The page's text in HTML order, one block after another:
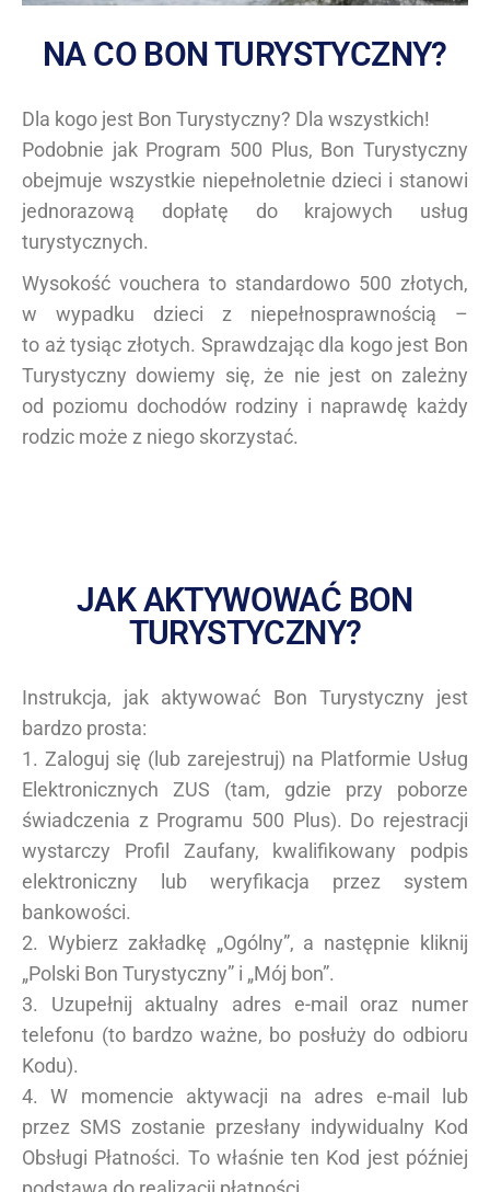
NA CO BON TURYSTYCZNY?
Dla kogo jest Bon Turystyczny? Dla wszystkich!
Podobnie jak Program 500 Plus, Bon Turystyczny
obejmuje wszystkie niepełnoletnie dzieci i stanowi
jednorazową dopłatę do krajowych usług
turystycznych.
Wysokość vouchera to standardowo 500 złotych,
w wypadku dzieci z niepełnosprawnością –
to aż tysiąc złotych. Sprawdzając dla kogo jest Bon
Turystyczny dowiemy się, że nie jest on zależny
od poziomu dochodów rodziny i naprawdę każdy
rodzic może z niego skorzystać.
JAK AKTYWOWAĆ BON
TURYSTYCZNY?
Instrukcja, jak aktywować Bon Turystyczny jest
bardzo prosta:
1. Zaloguj się (lub zarejestruj) na Platformie Usług
Elektronicznych ZUS (tam, gdzie przy poborze
świadczenia z Programu 500 Plus). Do rejestracji
wystarczy Profil Zaufany, kwalifikowany podpis
elektroniczny lub weryfikacja przez system
bankowości.
2. Wybierz zakładkę „Ogólny”, a następnie kliknij
„Polski Bon Turystyczny” i „Mój bon”.
3. Uzupełnij aktualny adres e-mail oraz numer
telefonu (to bardzo ważne, bo posłuży do odbioru
Kodu).
4. W momencie aktywacji na adres e-mail lub
przez SMS zostanie przesłany indywidualny Kod
Obsługi Płatności. To właśnie ten Kod jest później